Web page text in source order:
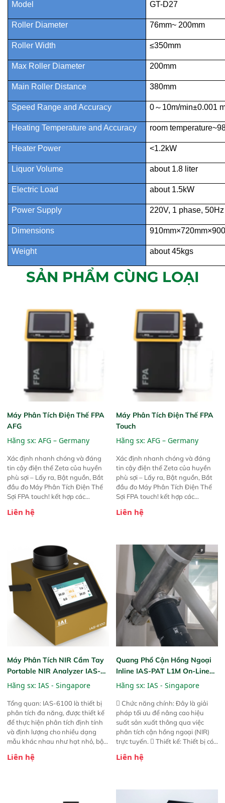
Model GT-D27
Roller Diameter 76mm~ 200mm
Roller Width ≤350mm
Max Roller Diameter 200mm
Main Roller Distance 380mm
Speed Range and Accuracy 0～ 10m/min±0.001
Heating Temperature and Accuracy room
Heater Power <1.2kW
Liquor Volume about 1.8 liter
Electric Load about 1.5kW
Power Supply 220V, 1 phase, 50Hz
Dimensions
Weight about 45kgs
SẢN PHẨM CÙNG LOẠI
Máy Phân Tích Điện Thế FPA
AFG
Hãng sx: AFG – Germany
Xác định nhanh chóng và đáng
tin cậy điện thế Zeta của huyền
phù sợi – Lấy ra, Bật nguồn, Bắt
đầu đo Máy Phân Tích Điện Thế
Sợi FPA touch! kết hợp các
được chứng minh với sự đơn giản
trước đó. Nhưng so với các phiên
bản trước, FPA touch! nhỏ hơn và
nhẹ hơn đáng kể, đồng thời được
nâng cấp với các tính năng mới.
Liên hệ
Máy Phân Tích Điện Thế FPA
Touch
Hãng sx: AFG – Germany
Xác định nhanh chóng và đáng
tin cậy điện thế Zeta của huyền
phù sợi – Lấy ra, Bật nguồn, Bắt
đầu đo Máy Phân Tích Điện Thế
Sợi FPA touch! kết hợp các
được chứng minh với sự đơn giản
trước đó. Nhưng so với các phiên
bản trước, FPA touch! nhỏ hơn và
nhẹ hơn đáng kể, đồng thời được
nâng cấp với các tính năng mới.
Liên hệ
Máy Phân Tích NIR Cầm Tay
Portable NIR Analyzer IAS-
6100
Hãng sx: IAS - Singapore
Tổng quan: IAS-6100 là thiết bị
phân tích đa năng, được thiết kế
để thực hiện phân tích định tính
và định lượng cho nhiều dạng
mẫu khác nhau như hạt nhỏ, bột,
này cho phép bất kỳ ai cũng có
Liên hệ
Quang Phổ Cận Hồng Ngoại
Inline IAS-PAT L1M On-Line
NIR
Hãng sx: IAS - Singapore
 Chức năng chính: Đây là giải
pháp tối ưu để nâng cao hiệu
suất sản xuất thông qua việc
phân tích cận hồng ngoại (NIR)
trực tuyến.  Thiết kế: Thiết bị có
hỗ trợ tản nhiệt tăng cường và đã
năng theo dõi thông số theo thời
gian thực và trực quan hóa dữ
Liên hệ